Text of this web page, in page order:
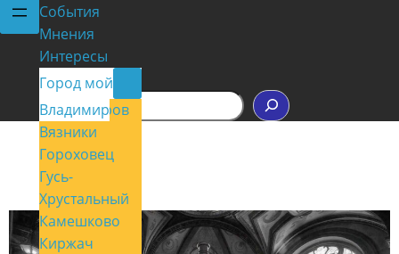
События
Мнения
Интересы
Город мой
Владимир
Александров
Вязники
Гороховец
Гусь-
Хрустальный
Камешково
Киржач
Контакты